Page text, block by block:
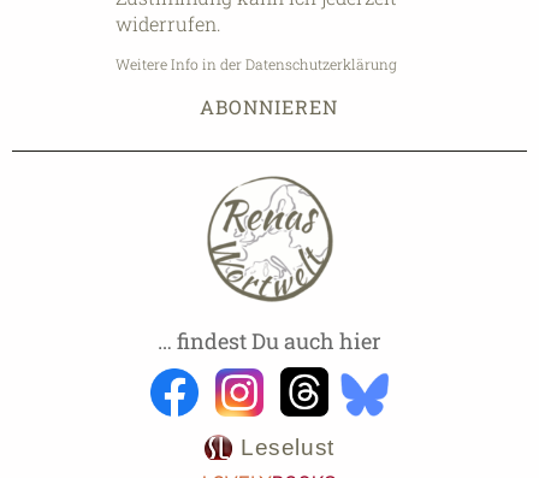
widerrufen.
Weitere Info in der Datenschutzerklärung
… findest Du auch hier
Leselust